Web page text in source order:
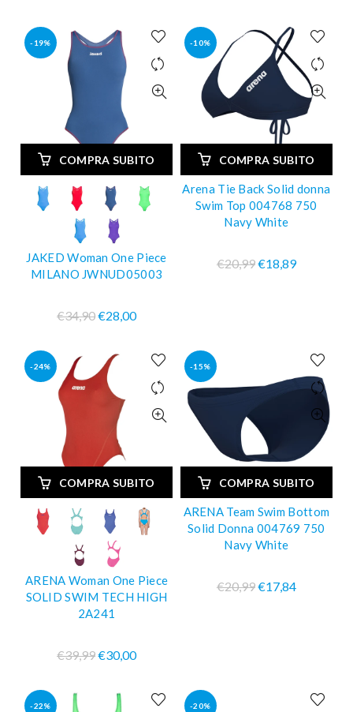
-19%
COMPRA SUBITO
JAKED Woman One Piece
MILANO JWNUD05003
€34,90€28,00
-10%
COMPRA SUBITO
Arena Tie Back Solid donna
Swim Top 004768 750
Navy White
€20,99€18,89
-24%
COMPRA SUBITO
ARENA Woman One Piece
SOLID SWIM TECH HIGH
2A241
€39,99€30,00
-15%
COMPRA SUBITO
ARENA Team Swim Bottom
Solid Donna 004769 750
Navy White
€20,99€17,84
-22% -20%